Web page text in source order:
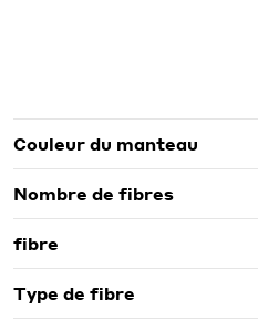
Couleur du manteau
Nombre de fibres
fibre
Type de fibre